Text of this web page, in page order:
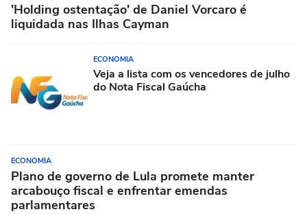
'Holding ostentação' de Daniel Vorcaro é
liquidada nas Ilhas Cayman
ECONOMIA
Veja a lista com os vencedores de julho
do Nota Fiscal Gaúcha
ECONOMIA
Plano de governo de Lula promete manter
arcabouço fiscal e enfrentar emendas
parlamentares